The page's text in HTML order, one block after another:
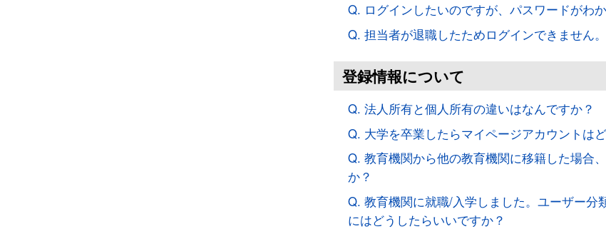
Q. ログインしたいのですが、パスワードがわ
Q. 担当者が退職したためログインできません。
登録情報について
Q. 法人所有と個人所有の違いはなんですか？
Q. 大学を卒業したらマイページアカウントは
Q. 教育機関から他の教育機関に移籍した場合
か？
Q. 教育機関に就職/入学しました。ユーザー分
にはどうしたらいいですか？